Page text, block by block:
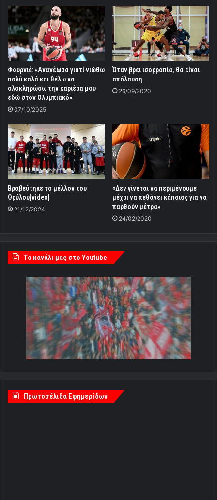
Φουρνιέ: «Ανανέωσα γιατί νιώθω
πολύ καλά και θέλω να
ολοκληρώσω την καριέρα μου
εδώ στον Ολυμπιακό»
07/10/2025
Όταν βρει ισορροπία, θα είναι
απόλαυση
26/09/2020
Βραβεύτηκε το μέλλον του
Θρύλου[video]
21/12/2024
«Δεν γίνεται να περιμένουμε
μέχρι να πεθάνει κάποιος για να
παρθούν μέτρα»
24/02/2020
Tο κανάλι μας στο Youtube
Πρωτοσέλιδα Εφημερίδων